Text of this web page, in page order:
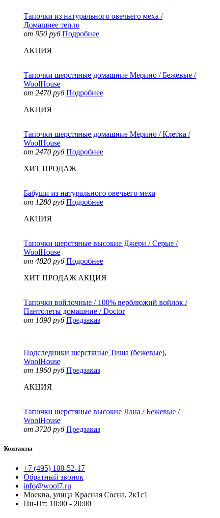
Тапочки из натурального овечьего меха /
Домашнее тепло
от 950 руб Подробнее
АКЦИЯ
Тапочки шерстяные домашние Мерино / Бежевые /
WoolHouse
от 2470 руб Подробнее
АКЦИЯ
Тапочки шерстяные домашние Мерино / Клетка /
WoolHouse
от 2470 руб Подробнее
ХИТ ПРОДАЖ
Бабуши из натурального овечьего меха
от 1280 руб Подробнее
АКЦИЯ
Тапочки шерстяные высокие Джери / Серые /
WoolHouse
от 4820 руб Подробнее
ХИТ ПРОДАЖ АКЦИЯ
Тапочки войлочные / 100% верблюжий войлок /
Пантолеты домашние / Doctor
от 1090 руб Предзаказ
Подследники шерстяные Тиша (бежевые),
WoolHouse
от 1960 руб Предзаказ
АКЦИЯ
Тапочки шерстяные высокие Лана / Бежевые /
WoolHouse
от 3720 руб Предзаказ
Контакты
+7 (495) 108-52-17
Обратный звонок
info@wool7.ru
Москва, улица Красная Сосна, 2к1с1
Пн-Пт: 10:00 - 20:00